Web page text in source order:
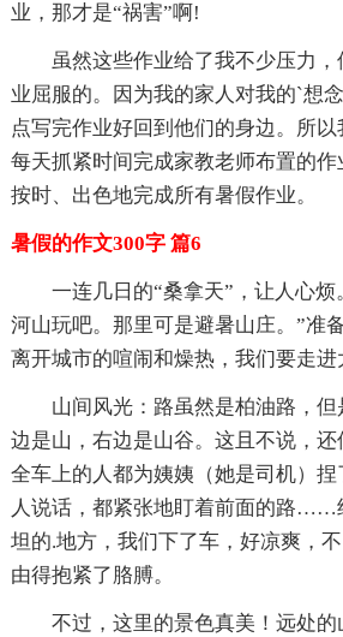
业，那才是“祸害”啊!
虽然这些作业给了我不少压力
业屈服的。因为我的家人对我的`想
点写完作业好回到他们的身边。所以
每天抓紧时间完成家教老师布置的
按时、出色地完成所有暑假作业。
暑假的作文300字 篇6
一连几日的“桑拿天”，让人心
河山玩吧。那里可是避暑山庄。”准
离开城市的喧闹和燥热，我们要走进
山间风光：路虽然是柏油路，
边是山，右边是山谷。这且不说，还
全车上的人都为姨姨（她是司机）
人说话，都紧张地盯着前面的路……
坦的.地方，我们下了车，好凉爽，
由得抱紧了胳膊。
不过，这里的景色真美！远处